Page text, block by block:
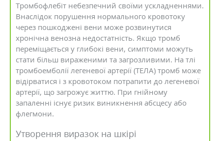
Тромбофлебіт небезпечний своїми ускладненнями.
Внаслідок порушення нормального кровотоку
через пошкоджені вени може розвинутися
хронічна венозна недостатність. Якщо тромб
переміщається у глибокі вени, симптоми можуть
стати більш вираженими та загрозливими. На тлі
тромбоемболії легеневої артерії (ТЕЛА) тромб може
відірватися і з кровотоком потрапити до легеневої
артерії, що загрожує життю. При гнійному
запаленні існує ризик виникнення абсцесу або
флегмони.
Утворення виразок на шкірі